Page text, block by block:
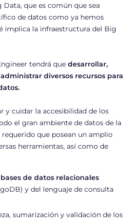
que es común que sea
de datos como ya hemos
implica la infraestructura del Big
tendrá que desarrollar,
diversos recursos para
y cuidar la accesibilidad de los
el gran ambiente de datos de la
requerido que posean un amplio
herramientas, así como de
bases de datos relacionales
y del lenguaje de consulta
sumarización y validación de los